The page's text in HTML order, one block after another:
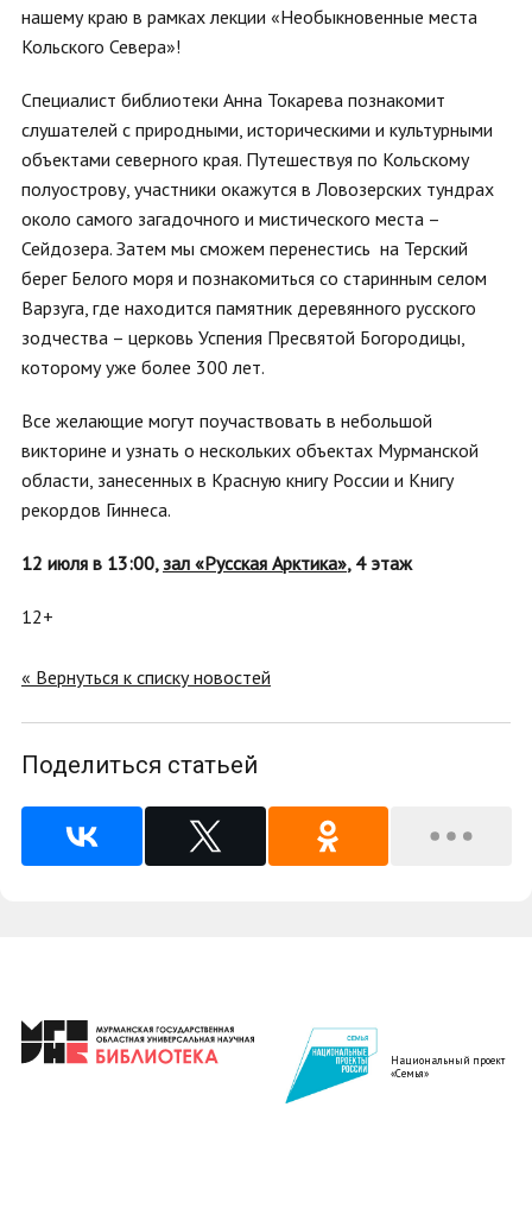
нашему краю в рамках лекции «Необыкновенные места
Кольского Севера»!
Специалист библиотеки Анна Токарева познакомит
слушателей с природными, историческими и культурными
объектами северного края. Путешествуя по Кольскому
полуострову, участники окажутся в Ловозерских тундрах
около самого загадочного и мистического места –
Сейдозера. Затем мы сможем перенестись на Терский
берег Белого моря и познакомиться со старинным селом
Варзуга, где находится памятник деревянного русского
зодчества – церковь Успения Пресвятой Богородицы,
которому уже более 300 лет.
Все желающие могут поучаствовать в небольшой
викторине и узнать о нескольких объектах Мурманской
области, занесенных в Красную книгу России и Книгу
рекордов Гиннеса.
12 июля в 13:00, зал «Русская Арктика», 4 этаж
12+
« Вернуться к списку новостей
Поделиться статьей
Национальный проект
«Семья»